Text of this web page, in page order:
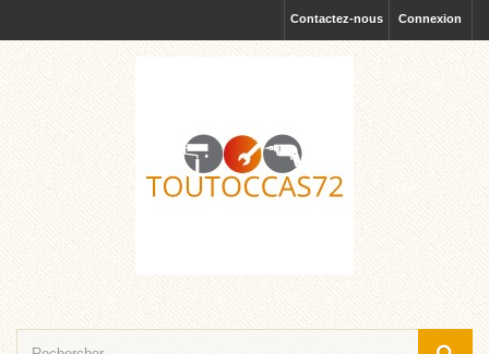
Connexion
Contactez-nous